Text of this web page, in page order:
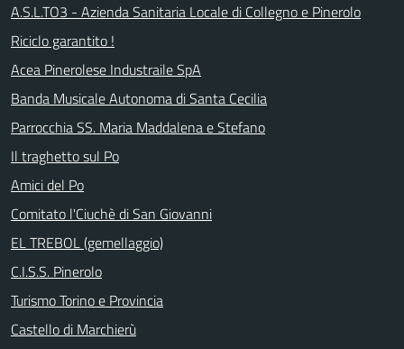
A.S.L.TO3 - Azienda Sanitaria Locale di Collegno e Pinerolo
Riciclo garantito !
Acea Pinerolese Industraile SpA
Banda Musicale Autonoma di Santa Cecilia
Parrocchia SS. Maria Maddalena e Stefano
Il traghetto sul Po
Amici del Po
Comitato l'Ciuchè di San Giovanni
EL TREBOL (gemellaggio)
C.I.S.S. Pinerolo
Turismo Torino e Provincia
Castello di Marchierù